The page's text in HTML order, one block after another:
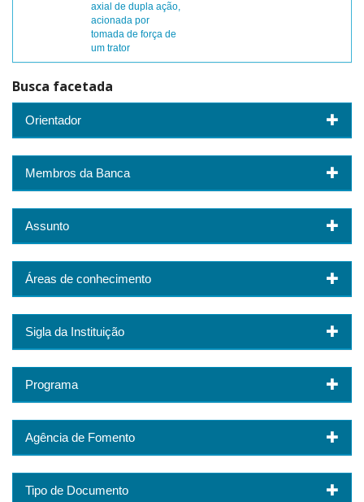
axial de dupla ação,
acionada por
tomada de força de
um trator
Busca facetada
Orientador
Membros da Banca
Assunto
Áreas de conhecimento
Sigla da Instituição
Programa
Agência de Fomento
Tipo de Documento